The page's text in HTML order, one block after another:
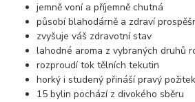
jemně voní a příjemně chutná
působí blahodárně a zdraví
zvyšuje váš zdravotní stav
lahodné aroma z vybraných druhů
rozproudí tok tělních tekutin
horký i studený přináší pravý
15 bylin pochází z divokého sběru